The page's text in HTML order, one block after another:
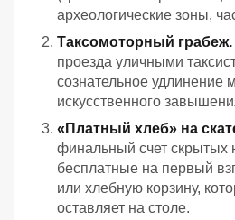
археологические зоны,
Таксомоторный грабеж.
проезда уличными
сознательное удлинение
искусственного
«Платный хлеб» на
финальный счет скрытых
бесплатные на первый
или хлебную корзину,
оставляет на столе.